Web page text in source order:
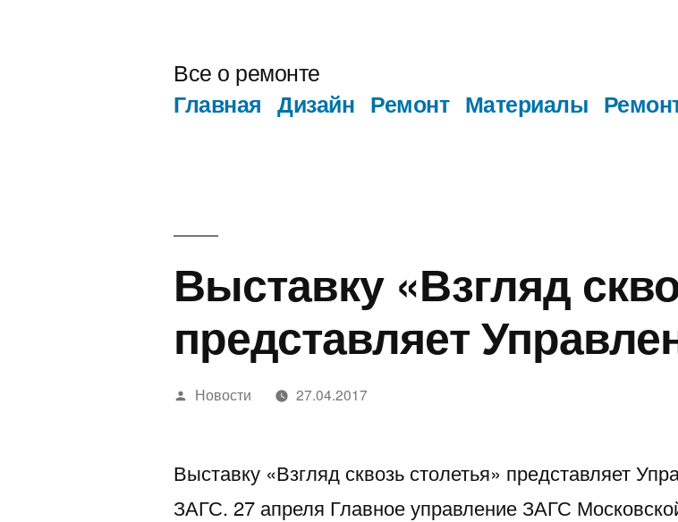
Все о ремонте
Главная Дизайн Ремонт Материалы
Выставку «Взгляд
представляет
Написано
Новости 27.04.2017
Выставку «Взгляд сквозь столетья» представляет
ЗАГС. 27 апреля Главное управление ЗАГС